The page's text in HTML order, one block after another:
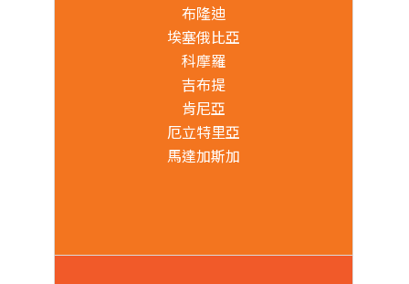
布隆迪
埃塞俄比亞
科摩羅
吉布提
肯尼亞
厄立特里亞
馬達加斯加